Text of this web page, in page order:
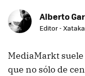
Alberto
Editor -
MediaMarkt
que no sólo de